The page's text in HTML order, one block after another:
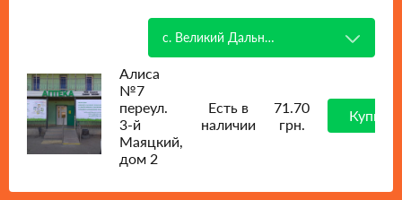
с. Великий Дальник
Алиса
№7
переул.
3-й
Маяцкий,
дом 2
Есть в
наличии
71.70
грн.
Купить